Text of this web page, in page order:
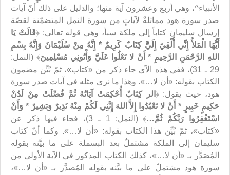
الأنبياء^، وهي أربع وعشرون آية منها؛ والدليل على ذلك أنّ آيات
صدر سورة هود مماثلةٌ لآياتٍ من سورة النمل المتضمّنة لقصّة
إرسال سليمان كتاباً إلى ملكة سبأ، وهي قوله تعالى: ﴿قَالَتْ يَا
أَيُّهَا الْمَلأُ إِنِّي أُلْقِيَ إِلَيَّ كِتَابٌ كَرِيمٌ * إِنَّهُ مِنْ سُلَيْمَانَ وَإِنَّهُ بِسْمِ
اللهِ الرَّحْمَنِ الرَّحِيمِ * أَنْ لا تَعْلُوا عَلَيَّ وَأْتُونِي‏ مُسْلِمِينَ﴾ (النمل:
29 ـ 31)، ففي هذه الآي جاء ذكر من «كتاب»، ثمّ بُيِّن مضمون
الكتاب بقوله: «أن لا…». وهذا ما نرى مثله في آيات صدر سورة
هود، حيث يقول: ﴿ الر كِتَابٌ أُحْكِمَتْ آيَاتُهُ ثُمَّ فُصِّلَتْ مِنْ لَدُنْ
حَكِيمٍ خَبِيرٍ * أَنْ لا تَعْبُدُوا إِلاَّ اللهَ إِنَّنِي‏ لَكُمْ مِنْهُ نَذِيرٌ وَبَشِيرٌ * وَأَنْ
اسْتَغْفِرُوا رَبَّكُمْ ثُمَّ…
﴾ (النمل: 1 ـ 3)، فجاء فيها ذكر عن
«كتاب»، ثمّ بُيِّن هذا الكتاب بقوله: «أن لا…». وكما أنّ كتاب
سليمان إلى الملكة مشتملٌ بعد البسملة على ما بيَّنه بقوله
المُصَدَّر بـ «أن لا…»، كذلك الكتاب المذكور في الآية الأولى من
سورة هود مشتملٌ على ما بيَّنه بقوله المُصدَّر بـ «أن لا…»،